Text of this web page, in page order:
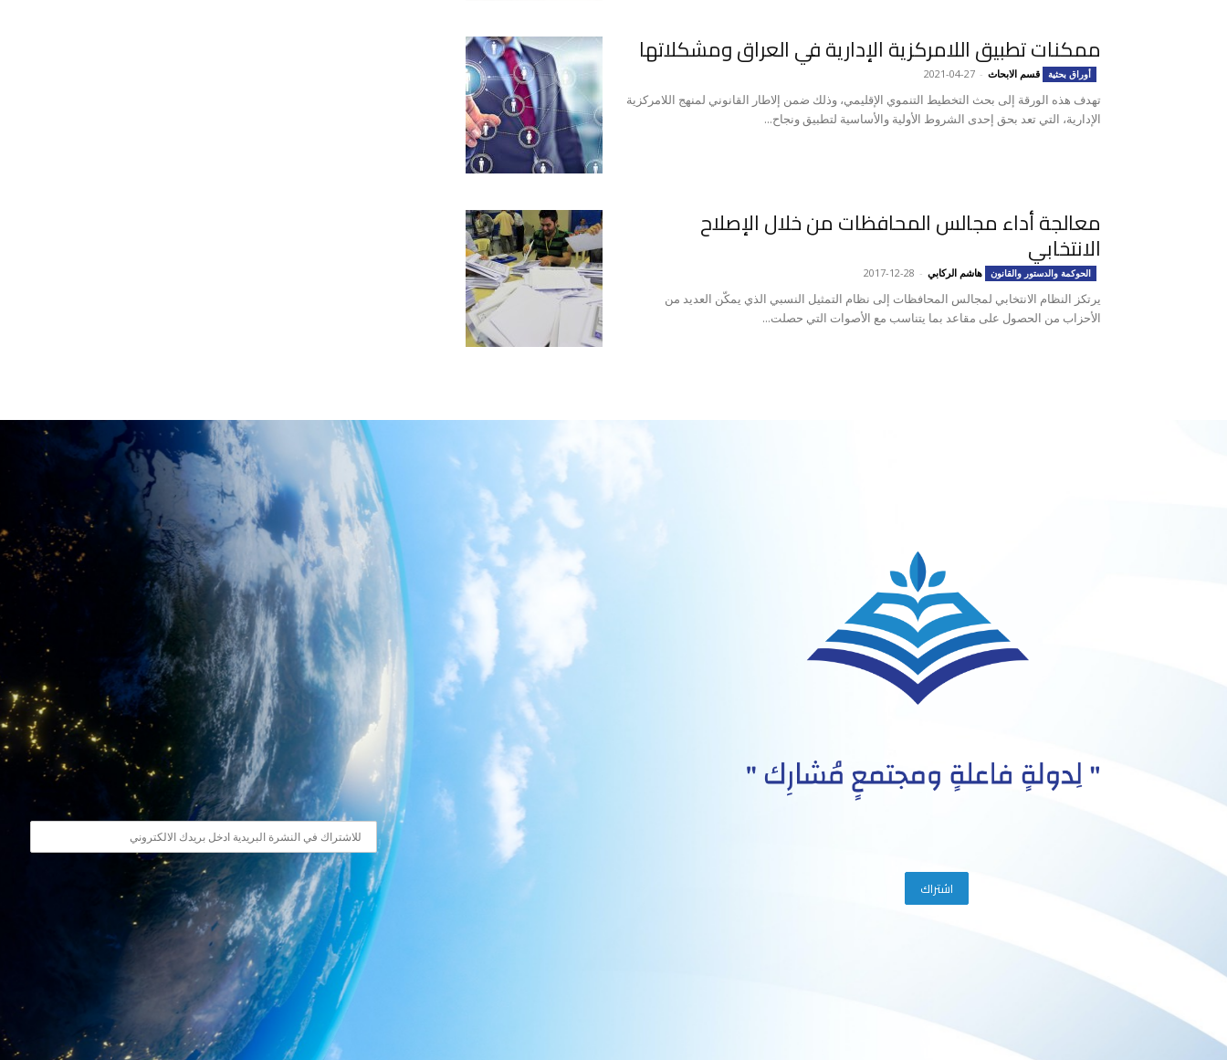
ممكنات تطبيق اللامركزية الإدارية في العراق ومشكلاتها
أوراق بحثية قسم الابحاث -
2021-04-27
تهدف هذه الورقة إلى بحث التخطيط التنموي الإقليمي، وذلك ضمن إلاطار القانوني لمنهج اللامركزية
الإدارية، التي تعد بحق إحدى الشروط الأولية والأساسية لتطبيق ونجاح...
معالجة أداء مجالس المحافظات من خلال الإصلاح
الانتخابي
الحوكمة والدستور والقانون هاشم الركابي -
2017-12-28
يرتكز النظام الانتخابي لمجالس المحافظات إلى نظام التمثيل النسبي الذي يمكّن العديد من
الأحزاب من الحصول على مقاعد بما يتناسب مع الأصوات التي حصلت...